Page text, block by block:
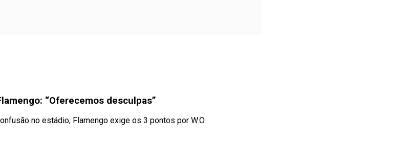
“Oferecemos desculpas”
no estádio; Flamengo exige os 3 pontos por W.O